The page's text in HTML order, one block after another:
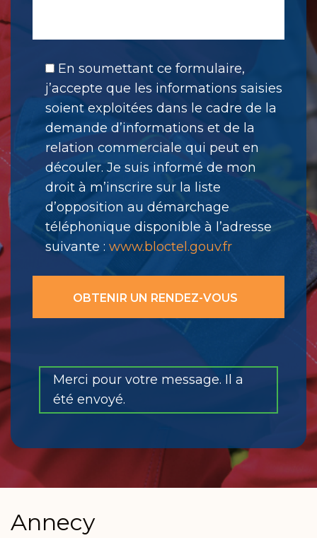
En soumettant ce formulaire,
j’accepte que les informations saisies
soient exploitées dans le cadre de la
demande d’informations et de la
relation commerciale qui peut en
découler. Je suis informé de mon
droit à m’inscrire sur la liste
d’opposition au démarchage
téléphonique disponible à l’adresse
suivante : www.bloctel.gouv.fr
Merci pour votre message. Il a
été envoyé.
Annecy